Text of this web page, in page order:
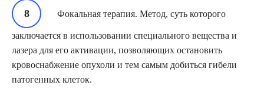
Фокальная терапия. Метод, суть которого
заключается в использовании специального вещества и
лазера для его активации, позволяющих остановить
кровоснабжение опухоли и тем самым добиться гибели
патогенных клеток.